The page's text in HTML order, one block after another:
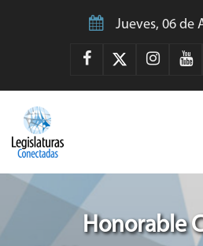
Jueves, 06 de
Honorable